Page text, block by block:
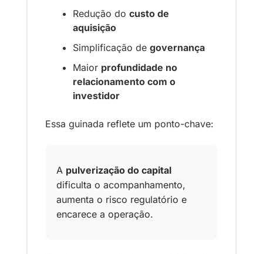
Redução do custo de
aquisição
Simplificação de governança
Maior profundidade no
relacionamento com o
investidor
Essa guinada reflete um ponto-chave:
A pulverização do capital
dificulta o acompanhamento,
aumenta o risco regulatório e
encarece a operação.